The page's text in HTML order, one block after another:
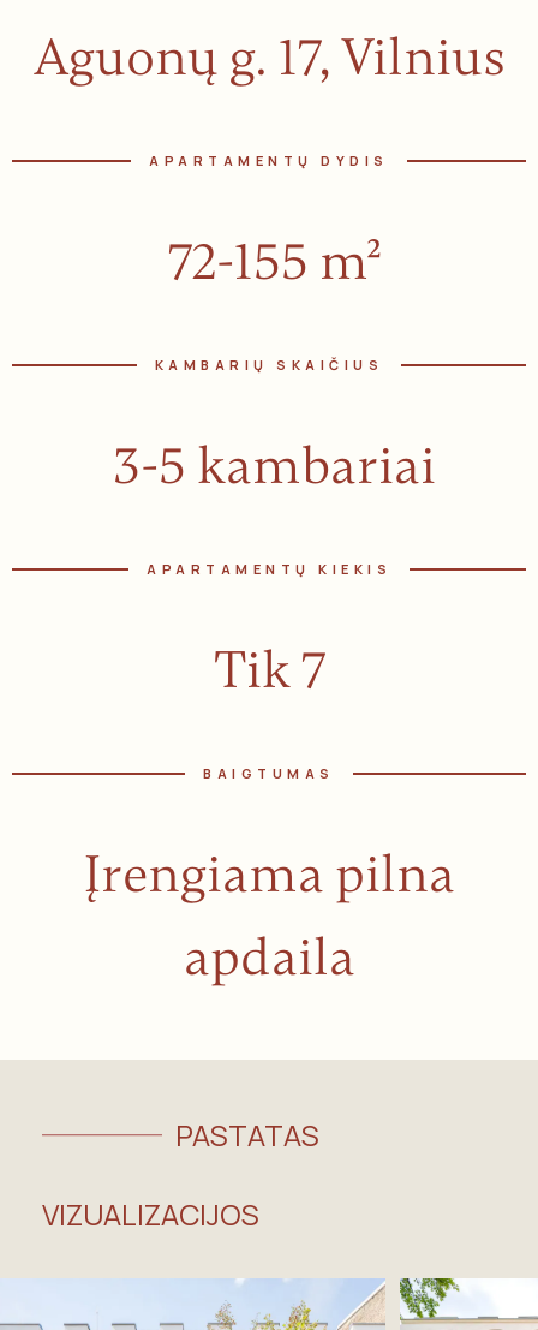
Aguonų g. 17, Vilnius
APARTAMENTŲ DYDIS
72-155 m²
KAMBARIŲ SKAIČIUS
3-5 kambariai
APARTAMENTŲ KIEKIS
Tik 7
BAIGTUMAS
Įrengiama pilna
apdaila
PASTATAS
VIZUALIZACIJOS